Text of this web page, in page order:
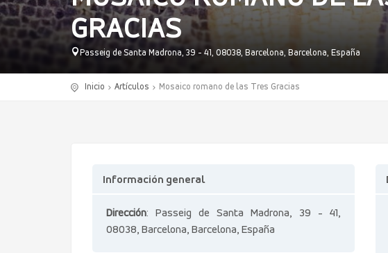
GRACIAS
Passeig de Santa Madrona, 39 - 41, 08038, Barcelona, Barcelona, España
Inicio Artículos Mosaico romano de las Tres Gracias
Información general
Dirección: Passeig de Santa Madrona, 39 - 41,
08038, Barcelona, Barcelona, España